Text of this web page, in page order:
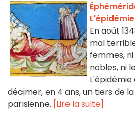
En août
mal
femmes,
nobles, ni
L'épidémie
décimer, en 4 ans, un tiers de
parisienne. [Lire la suite]